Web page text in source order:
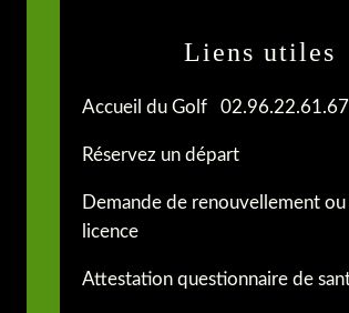
Liens utiles
Accueil du Golf 02.96.22.61.67
Réservez un départ
Demande de renouvellement
licence
Attestation questionnaire de